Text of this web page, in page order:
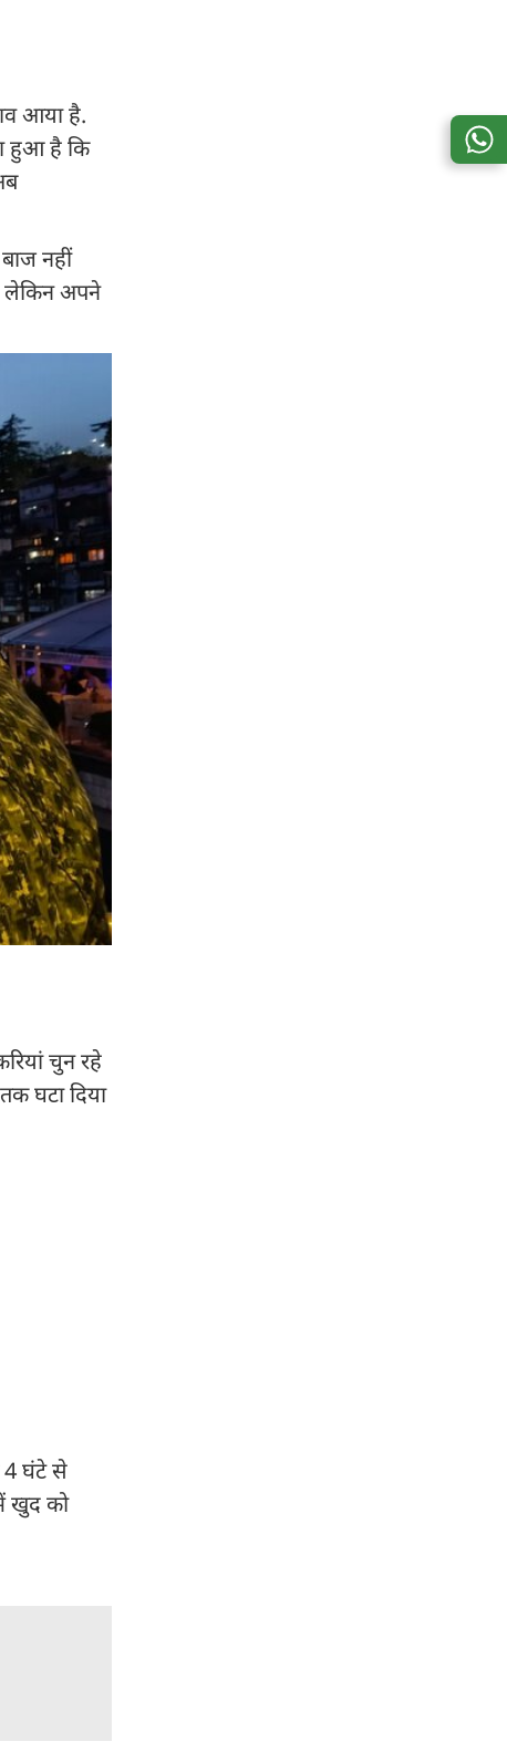
आया है.
हुआ है कि
नहीं
लेकिन अपने
चुन रहे
घटा दिया
4 घंटे से
खुद को